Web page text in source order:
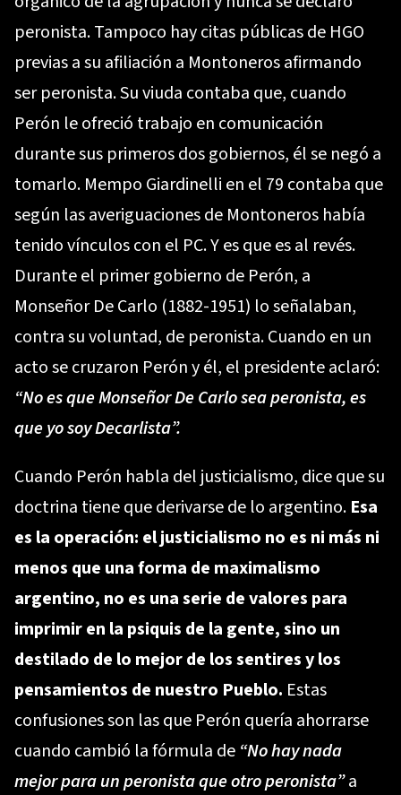
peronista. Tampoco hay citas públicas de HGO
previas a su afiliación a Montoneros afirmando
ser peronista. Su viuda contaba que, cuando
Perón le ofreció trabajo en comunicación
durante sus primeros dos gobiernos, él se negó a
tomarlo. Mempo Giardinelli en el 79 contaba que
según las averiguaciones de Montoneros había
tenido vínculos con el PC. Y es que es al revés.
Durante el primer gobierno de Perón, a
Monseñor De Carlo (1882-1951) lo señalaban,
contra su voluntad, de peronista. Cuando en un
acto se cruzaron Perón y él, el presidente aclaró:
“No es que Monseñor De Carlo sea peronista, es
que yo soy Decarlista”.
Cuando Perón habla del justicialismo, dice que su
doctrina tiene que derivarse de lo argentino. Esa
es la operación: el justicialismo no es ni más ni
menos que una forma de maximalismo
argentino, no es una serie de valores para
imprimir en la psiquis de la gente, sino un
destilado de lo mejor de los sentires y los
pensamientos de nuestro Pueblo. Estas
confusiones son las que Perón quería ahorrarse
cuando cambió la fórmula de “No hay nada
mejor para un peronista que otro peronista”a